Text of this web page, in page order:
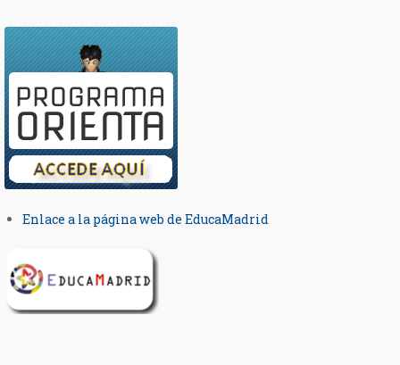
Enlace a la página web de EducaMadrid